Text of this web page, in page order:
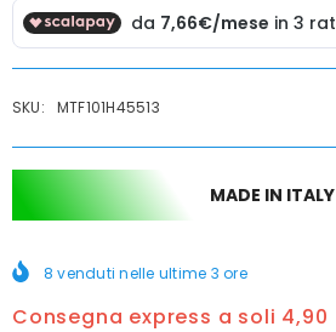
SKU: MTF101H45513
MADE IN ITALY
8 venduti nelle ultime 3 ore
Consegna express a soli 4,90